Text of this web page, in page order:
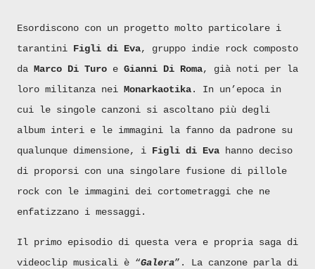
Esordiscono con un progetto molto particolare i
tarantini Figli di Eva, gruppo indie rock composto
da Marco Di Turo e Gianni Di Roma, già noti per la
loro militanza nei Monarkaotika. In un’epoca in
cui le singole canzoni si ascoltano più degli
album interi e le immagini la fanno da padrone su
qualunque dimensione, i Figli di Eva
hanno deciso
di proporsi con una singolare fusione di pillole
rock con le immagini dei cortometraggi che ne
enfatizzano i messaggi.
Il primo episodio di questa vera e propria saga di
videoclip musicali è “Galera”. La canzone parla di